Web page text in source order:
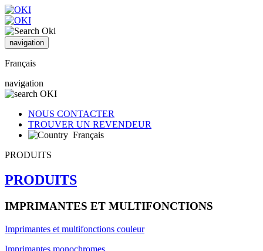
navigation
Français
navigation
NOUS CONTACTER
TROUVER UN REVENDEUR
Français
PRODUITS
PRODUITS
IMPRIMANTES ET MULTIFONCTIONS
Imprimantes et multifonctions couleur
Imprimantes monochromes